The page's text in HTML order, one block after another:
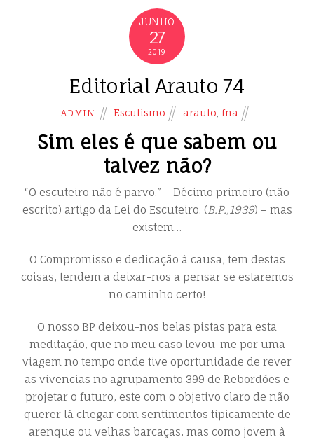
JUNHO
27
2019
Editorial Arauto 74
ADMIN Escutismo arauto fna
Sim eles é que sabem ou
talvez não?
“O escuteiro não é parvo.” – Décimo primeiro (não
escrito) artigo da Lei do Escuteiro. (B.P.,1939) – mas
existem…
O Compromisso e dedicação à causa, tem destas
coisas, tendem a deixar-nos a pensar se estaremos
no caminho certo!
O nosso BP deixou-nos belas pistas para esta
meditação, que no meu caso levou-me por uma
viagem no tempo onde tive oportunidade de rever
as vivencias no agrupamento 399 de Rebordões e
projetar o futuro, este com o objetivo claro de não
querer lá chegar com sentimentos tipicamente de
arenque ou velhas barcaças, mas como jovem à